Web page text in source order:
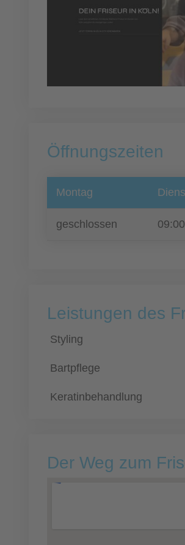
Öffnungszeiten
Montag
geschlossen
Leistungen des
Styling
Bartpflege
Keratinbehandlung
Der Weg zum